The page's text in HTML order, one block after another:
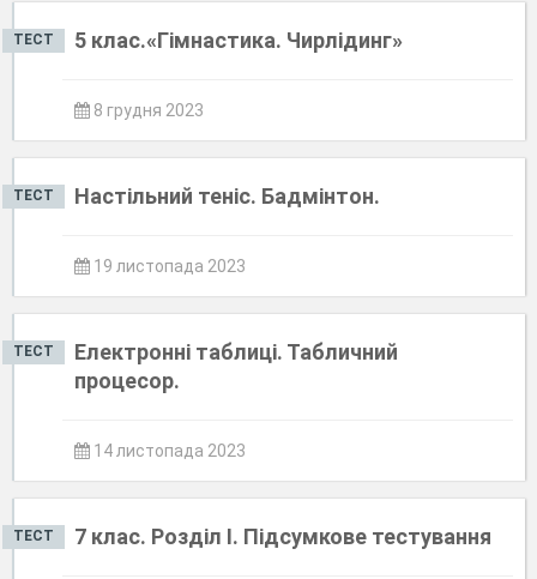
ТЕСТ 5 клас.«Гімнастика. Чирлідинг»
8 грудня 2023
ТЕСТ Настільний теніс. Бадмінтон.
19 листопада 2023
ТЕСТ
Електронні таблиці. Табличний
процесор.
14 листопада 2023
ТЕСТ 7 клас. Розділ І. Підсумкове тестування